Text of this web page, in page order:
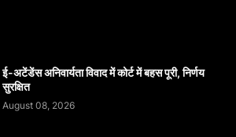
​ई-अटेंडेंस अनिवार्यता विवाद में कोर्ट में बहस पूरी, निर्णय
सुरक्षित
August 08, 2026